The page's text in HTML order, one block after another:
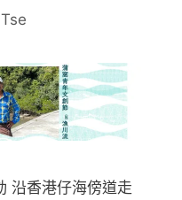
沿香港仔海傍道走